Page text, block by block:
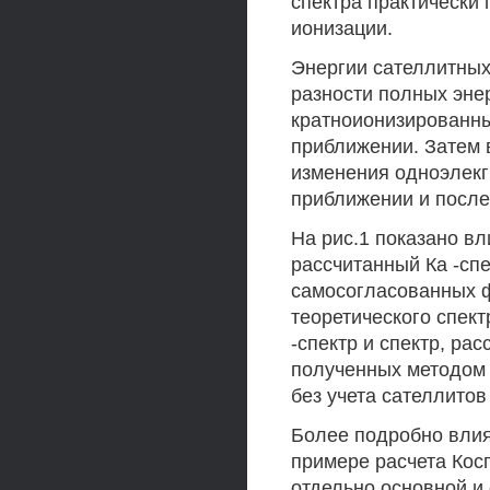
ионизации.
Энергии
разности полных
приближении. Затем
изменения
приближении и
На рис.1 показано
рассчитанный Ка -
самосогласованных
теоретического
-спектр и спектр,
полученных
без учета
Более подробно
примере расчета